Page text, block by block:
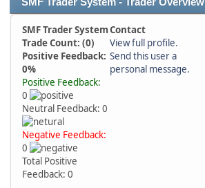
SMF Trader SystemContact
Trade Count: (0)
View full profile.
Positive Feedback:
0%
Send this user a
personal message.
Positive Feedback:
0
Neutral Feedback: 0
Negative Feedback:
0
Total Positive
Feedback: 0